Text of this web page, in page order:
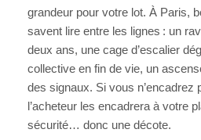
grandeur pour votre lot. À Paris,
savent lire entre les lignes : un
deux ans, une cage d’escalier
collective en fin de vie, un
des signaux. Si vous n’encadrez
l’acheteur les encadrera à votre
sécurité… donc une décote.